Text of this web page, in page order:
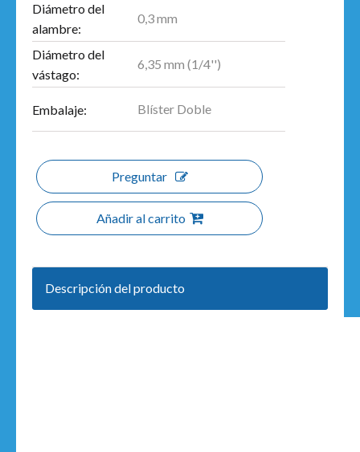
Diámetro del
alambre:
0,3 mm
Diámetro del
vástago:
6,35 mm (1/4'')
Embalaje: Blíster Doble
Preguntar
Añadir al carrito
Descripción del producto